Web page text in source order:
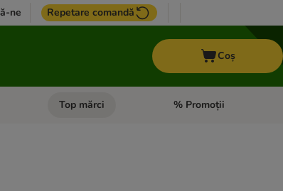
ne Repetare comandă
Coș
cu categorii: CaiDeschideți meniul cu categorii: + VET Diete
Top mărci Deschideți meniul cu
% Promoții